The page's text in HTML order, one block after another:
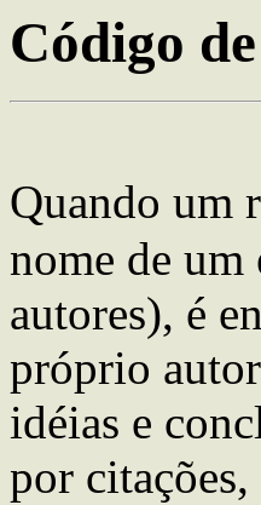
Código
Quando um
nome de um
autores), é
próprio
idéias e
por